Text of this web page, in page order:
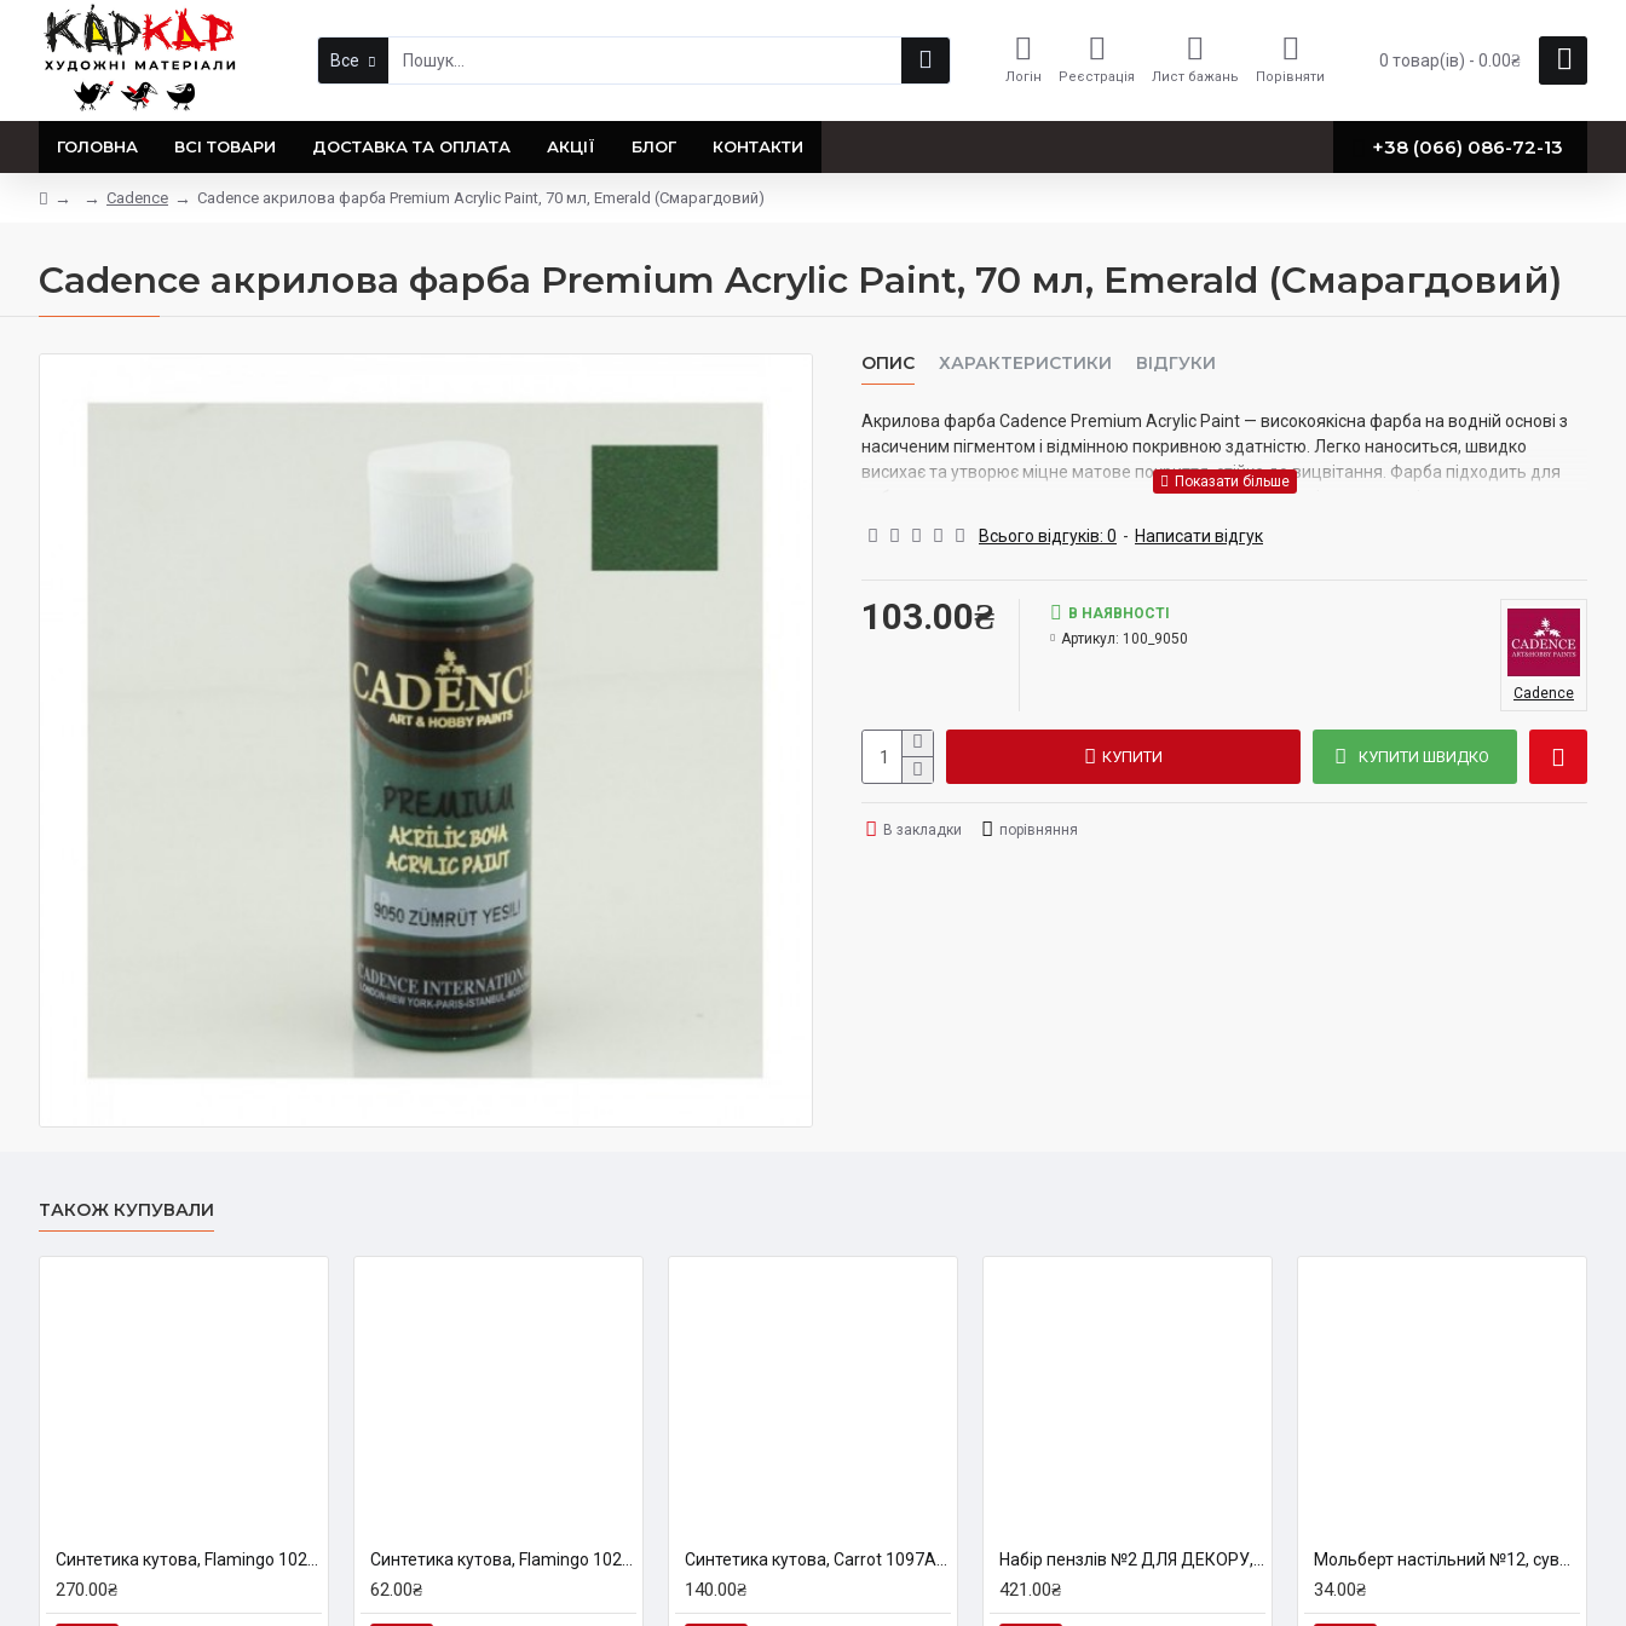
Все
Логін Реєстрація Лист бажань Порівняти
0 товар(ів) - 0.00₴
ГОЛОВНА ВСІ ТОВАРИ ДОСТАВКА ТА ОПЛАТА АКЦІЇ БЛОГ КОНТАКТИ +38 (066) 086-72-13
Cadence Cadence акрилова фарба Premium Acrylic Paint, 70 мл, Emerald (Смарагдовий)
Cadence акрилова фарба Premium Acrylic Paint, 70 мл, Emerald (Смарагдовий)
ОПИС ХАРАКТЕРИСТИКИ ВІДГУКИ
Акрилова фарба Cadence Premium Acrylic Paint — високоякісна фарба на водній основі з
насиченим пігментом і відмінною покривною здатністю. Легко наноситься, швидко
висихає та утворює міцне матове покриття, стійке до вицвітання. Фарба підходить для
роботи з деревом, полотном, папером, картоном, МДФ, гіпсом, керамікою, каменем та
декоративно-ужиткової творчості, декупажу та різноманітних хобі-проєктів.
Всього відгуків: 0 - Написати відгук
103.00₴
В НАЯВНОСТІ
Артикул: 100_9050
Cadence
КУПИТИ КУПИТИ ШВИДКО
В закладки порівняння
ТАКОЖ КУПУВАЛИ
270.00₴ 62.00₴ 140.00₴ 421.00₴ 34.00₴